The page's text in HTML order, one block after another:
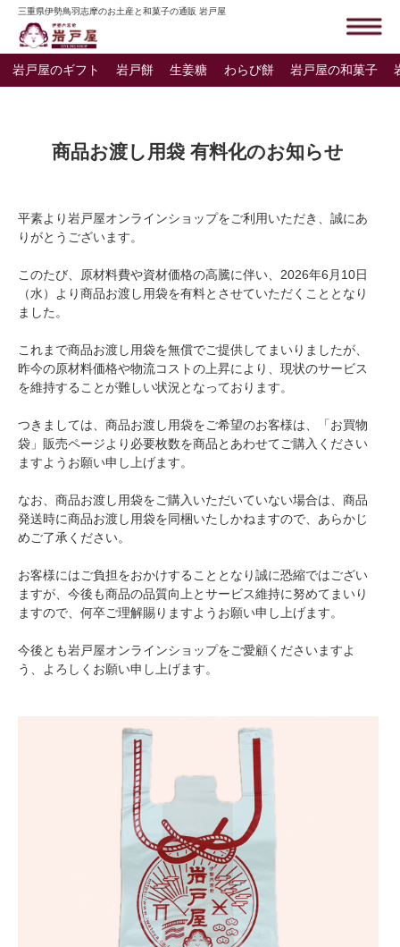
三重県伊勢鳥羽志摩のお土産と和菓子の通販 岩戸屋
岩戸屋のギフト 岩戸餅 生姜糖 わらび餅 岩戸屋の和菓子
商品お渡し用袋 有料化のお知らせ
平素より岩戸屋オンラインショップをご利用いただき、誠にあ
りがとうございます。
このたび、原材料費や資材価格の高騰に伴い、2026年6月10日
（水）より商品お渡し用袋を有料とさせていただくこととなり
ました。
これまで商品お渡し用袋を無償でご提供してまいりましたが、
昨今の原材料価格や物流コストの上昇により、現状のサービス
を維持することが難しい状況となっております。
つきましては、商品お渡し用袋をご希望のお客様は、「お買物
袋」販売ページより必要枚数を商品とあわせてご購入ください
ますようお願い申し上げます。
なお、商品お渡し用袋をご購入いただいていない場合は、商品
発送時に商品お渡し用袋を同梱いたしかねますので、あらかじ
めご了承ください。
お客様にはご負担をおかけすることとなり誠に恐縮ではござい
ますが、今後も商品の品質向上とサービス維持に努めてまいり
ますので、何卒ご理解賜りますようお願い申し上げます。
今後とも岩戸屋オンラインショップをご愛顧くださいますよ
う、よろしくお願い申し上げます。